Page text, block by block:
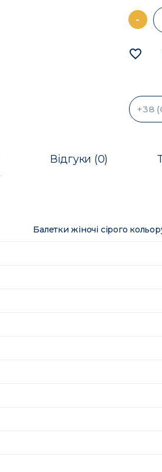
-
favorite_border
Відгуки (0)
Балетки жіночі сірого